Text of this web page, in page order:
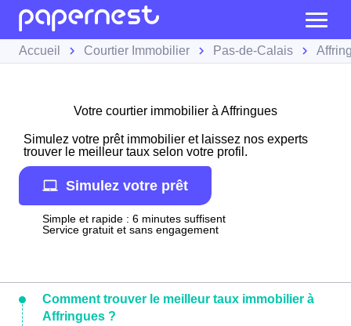
Accueil Courtier Immobilier Pas-de-Calais
Votre courtier immobilier à Affringues
Simulez votre prêt immobilier et laissez nos experts
trouver le meilleur taux selon votre profil.
Simulez votre prêt
Simple et rapide : 6 minutes suffisent
Service gratuit et sans engagement
Comment trouver le meilleur taux immobilier à
Affringues ?